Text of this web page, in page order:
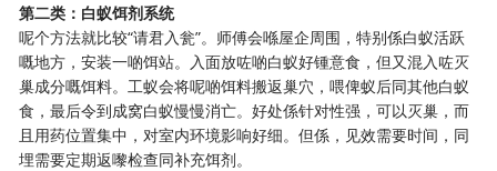
第二类：白蚁饵剂系统
呢个方法就比较“请君入瓮”。师傅会喺屋企周围，特别係白蚁活跃
嘅地方，安装一啲饵站。入面放咗啲白蚁好锺意食，但又混入咗灭
巢成分嘅饵料。工蚁会将呢啲饵料搬返巢穴，喂俾蚁后同其他白蚁
食，最后令到成窝白蚁慢慢消亡。好处係针对性强，可以灭巢，而
且用药位置集中，对室内环境影响好细。但係，见效需要时间，同
埋需要定期返嚟检查同补充饵剂。